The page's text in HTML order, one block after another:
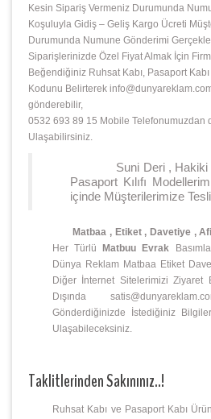
Kesin Sipariş Vermeniz Durumunda
Koşuluyla Gidiş – Geliş Kargo Ücreti
Durumunda Numune Gönderimi
Siparişlerinizde Özel Fiyat Almak İçin
Beğendiğiniz Ruhsat Kabı, Pasaport
Kodunu Belirterek
gönderebilir,
0532 693 89 15 Mobile Telefonumuzdan
Ulaşabilirsiniz.
Suni Deri , Hakiki
Pasaport Kılıfı
içinde Müşterilerimize
Matbaa , Etiket , Davetiye ,
Her Türlü
Matbuu Evrak
Dünya Reklam Matbaa Etiket
Diğer İnternet Sitelerimizi Ziyaret
Dışında
Gönderdiğinizde İstediğiniz
Ulaşabileceksiniz.
Taklitlerinden Sakınınız..!
Ruhsat Kabı ve Pasaport Kabı